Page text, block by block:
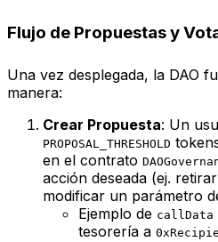
Flujo de Propuestas y
Una vez desplegada, la DAO
manera:
Crear Propuesta: Un
PROPOSAL_THRESHOLD
en el contrato
acción deseada (ej.
modificar un parámetro
Ejemplo de callData
tesorería a